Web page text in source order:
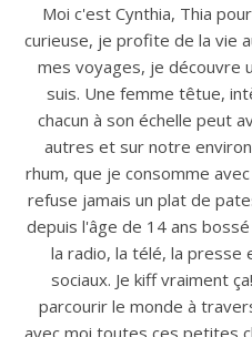
Moi c'est Cynthia, Thia
curieuse, je profite de la vie
mes voyages, je découvre
suis. Une femme têtue,
chacun à son échelle peut
autres et sur notre
rhum, que je consomme
refuse jamais un plat de
depuis l'âge de 14 ans
la radio, la télé, la presse
sociaux. Je kiff vraiment
parcourir le monde à
avec moi toutes ces petites